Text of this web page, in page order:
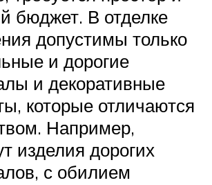
бюджет. В отделке
допустимы только
и дорогие
и декоративные
которые отличаются
Например,
изделия дорогих
с обилием